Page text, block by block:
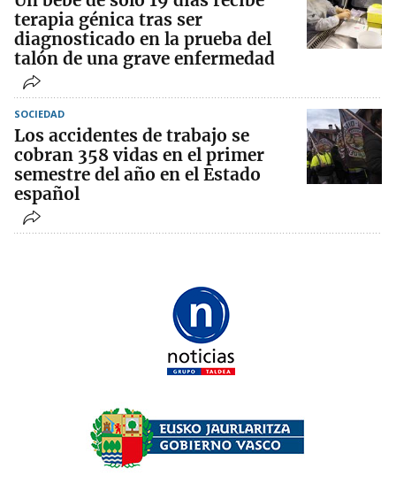
terapia génica tras ser
diagnosticado en la prueba del
talón de una grave enfermedad
SOCIEDAD
Los accidentes de trabajo se
cobran 358 vidas en el primer
semestre del año en el Estado
español